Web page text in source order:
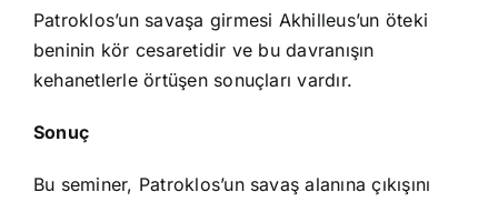
Patroklos’un savaşa girmesi Akhilleus’un öteki
beninin kör cesaretidir ve bu davranışın
kehanetlerle örtüşen sonuçları vardır.
Sonuç
Bu seminer, Patroklos’un savaş alanına çıkışını